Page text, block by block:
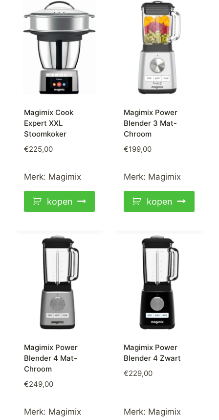
Magimix Cook
Expert XXL
Stoomkoker
€225,00
Merk: Magimix
kopen
Magimix Power
Blender 3 Mat-
Chroom
€199,00
Merk: Magimix
kopen
Magimix Power
Blender 4 Mat-
Chroom
€249,00
Merk: Magimix
Magimix Power
Blender 4 Zwart
€229,00
Merk: Magimix